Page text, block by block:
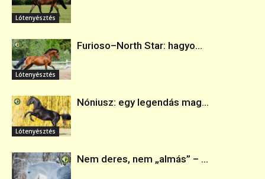
Lótenyésztés
Lótenyésztés
Furioso–North Star: hagyo...
Lótenyésztés
Nóniusz: egy legendás mag...
Nem deres, nem „almás” – ...